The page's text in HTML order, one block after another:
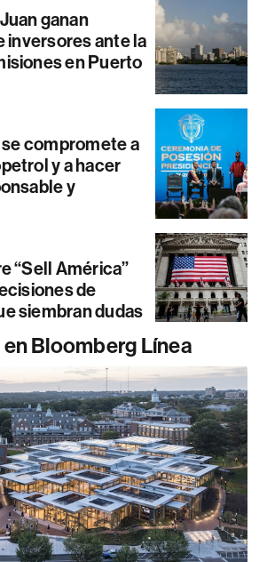
ganan
inversores ante la
en Puerto
compromete a
y a hacer
y
“Sell América”
de
siembran dudas
Bloomberg Línea